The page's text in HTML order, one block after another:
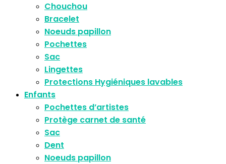
Chouchou
Bracelet
Noeuds papillon
Pochettes
Sac
Lingettes
Protections Hygiéniques lavables
Enfants
Pochettes d’artistes
Protège carnet de santé
Sac
Dent
Noeuds papillon